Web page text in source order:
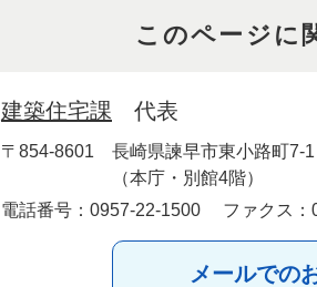
このページに
建築住宅課 代表
〒854-8601
長崎県諫早市東小路町7-1
（本庁・別館4階）
電話番号：0957-22-1500
ファクス
メールでの